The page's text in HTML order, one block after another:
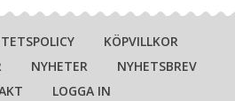
KÖPVILLKOR
NYHETER
NYHETSBREV
LOGGA IN